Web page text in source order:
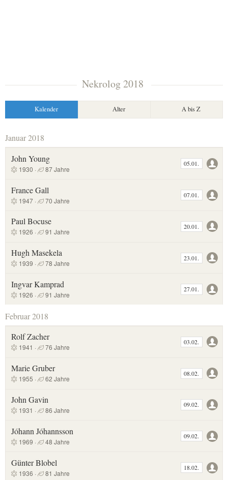
Nekrolog 2018
Kalender Alter A bis Z
Januar 2018
John Young
1930 · 87 Jahre
05.01.
France Gall
1947 · 70 Jahre
07.01.
Paul Bocuse
1926 · 91 Jahre
20.01.
Hugh Masekela
1939 · 78 Jahre
23.01.
Ingvar Kamprad
1926 · 91 Jahre
27.01.
Februar 2018
Rolf Zacher
1941 · 76 Jahre
03.02.
Marie Gruber
1955 · 62 Jahre
08.02.
John Gavin
1931 · 86 Jahre
09.02.
Jóhann Jóhannsson
1969 · 48 Jahre
09.02.
Günter Blobel
1936 · 81 Jahre
18.02.